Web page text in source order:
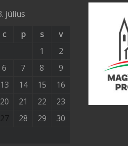
július
c p s
v
1
2
6 7 8
9
13 14 15
16
20 21 22
23
27 28 29
30